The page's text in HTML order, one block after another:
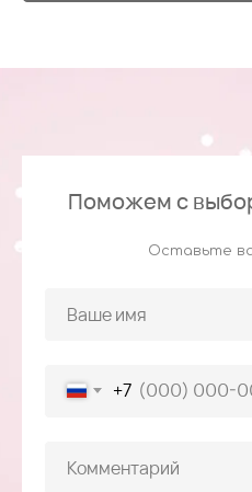
Поможем с
Оставьте
+7